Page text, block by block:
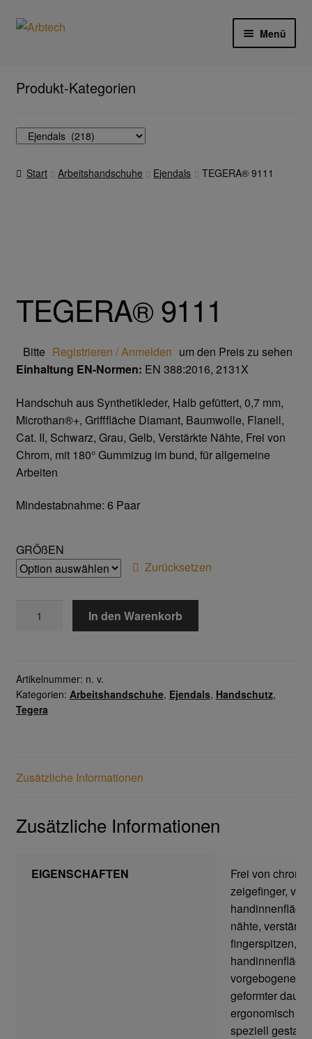
Zur
Zum
Menü
Aktionen und Angebote
Anfahrt
Trikot- Jersey- Strick- & Lederhandschuhe
Arbeitsschuhe/Sicherheitsschuhe
Abeba Berufsschuhe
Abeba ESD Schuhe
Baak Sicherheitsschue
Cofra Sicherheitsschuhe
Jalas Sicherheitschuhe
Berufsbekleidung
Datenschutzerklärung
Produkt-Kategorien
Start Arbeitshandschuhe Ejendals TEGERA® 9111
TEGERA® 9111
Bitte Registrieren / Anmelden um den Preis zu sehen
Einhaltung EN-Normen: EN 388:2016, 2131X
Handschuh aus Synthetikleder, Halb gefüttert, 0,7 mm,
Microthan®+, Grifffläche Diamant, Baumwolle, Flanell,
Cat. II, Schwarz, Grau, Gelb, Verstärkte Nähte, Frei von
Chrom, mit 180° Gummizug im bund, für allgemeine
Arbeiten
Mindestabnahme: 6 Paar
GRÖßEN
Zurücksetzen
9111
In den Warenkorb
Artikelnummer: n. v.
Kategorien: Arbeitshandschuhe, Ejendals, Handschutz,
Tegera
Zusätzliche Informationen
Zusätzliche Informationen
EIGENSCHAFTEN
Frei von chrom,
zeigefinger,
nähte, verstärkte
fingerspitzen,
vorgebogene
geformter
ergonomisch
speziell